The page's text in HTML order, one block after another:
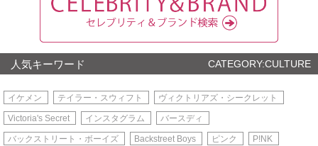
人気キーワード CATEGORY:CULTURE
イケメン テイラー・スウィフト ヴィクトリアズ・シークレット
Victoria's Secret インスタグラム バースディ
バックストリート・ボーイズ Backstreet Boys ピンク P!NK